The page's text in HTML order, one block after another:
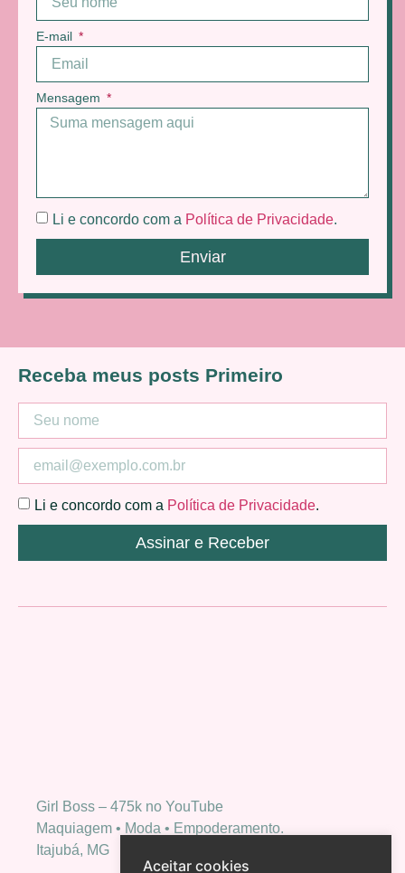
E-mail
Mensagem
Li e concordo com a Política de Privacidade
Enviar
Girl Boss – 475k no YouTube
Maquiagem • Moda • Empoderamento.
Itajubá, MG
Receba meus posts Primeiro
Li e concordo com a Política de Privacidade
Assinar e Receber
Aceitar cookies